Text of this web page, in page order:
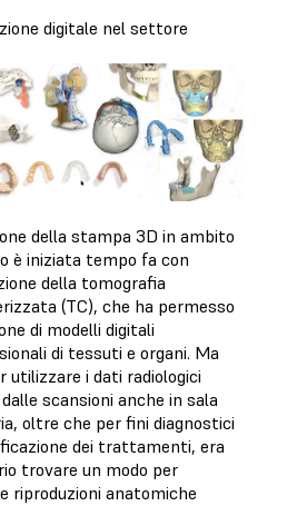
digitale nel settore
della stampa 3D in ambito
è iniziata tempo fa con
della tomografia
(TC), che ha permesso
di modelli digitali
di tessuti e organi. Ma
utilizzare i dati radiologici
scansioni anche in sala
oltre che per fini diagnostici
dei trattamenti, era
trovare un modo per
riproduzioni anatomiche